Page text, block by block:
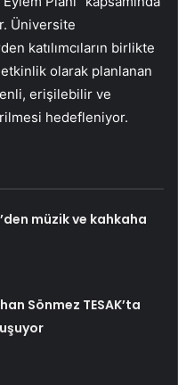
Üniversite
katılımcıların birlikte
etkinlik olarak planlanan
erişilebilir ve
hedefleniyor.
müzik ve kahkaha
Sönmez TESAK’ta